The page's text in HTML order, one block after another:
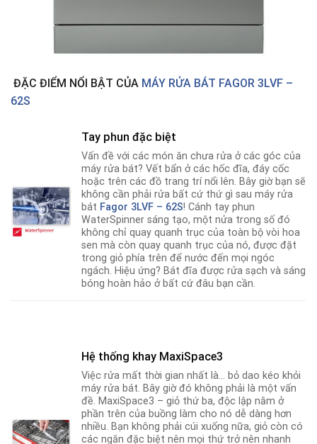
ĐẶC ĐIỂM NỔI BẬT CỦA MÁY RỬA BÁT FAGOR 3LVF –
62S
Tay phun đặc biệt
Vấn đề với các món ăn chưa rửa ở các góc của
máy rửa bát? Vết bẩn ở các hốc đĩa, đáy cốc
hoặc trên các đồ trang trí nổi lên. Bây giờ bạn sẽ
không cần phải rửa bất cứ thứ gì sau máy rửa
bát Fagor 3LVF – 62S! Cánh tay phun
WaterSpinner sáng tạo, một nửa trong số đó
không chỉ quay quanh trục của toàn bộ vòi hoa
sen mà còn quay quanh trục của nó, được đặt
trong giỏ phía trên để nước đến mọi ngóc
ngách. Hiệu ứng? Bát đĩa được rửa sạch và sáng
bóng hoàn hảo ở bất cứ đâu bạn cần.
Hệ thống khay MaxiSpace3
Việc rửa mất thời gian nhất là… bỏ dao kéo khỏi
máy rửa bát. Bây giờ đó không phải là một vấn
đề. MaxiSpace3 – giỏ thứ ba, độc lập nằm ở
phần trên của buồng làm cho nó dễ dàng hơn
nhiều. Bạn không phải cúi xuống nữa, giỏ còn có
các ngăn đặc biệt nên mọi thứ trở nên nhanh